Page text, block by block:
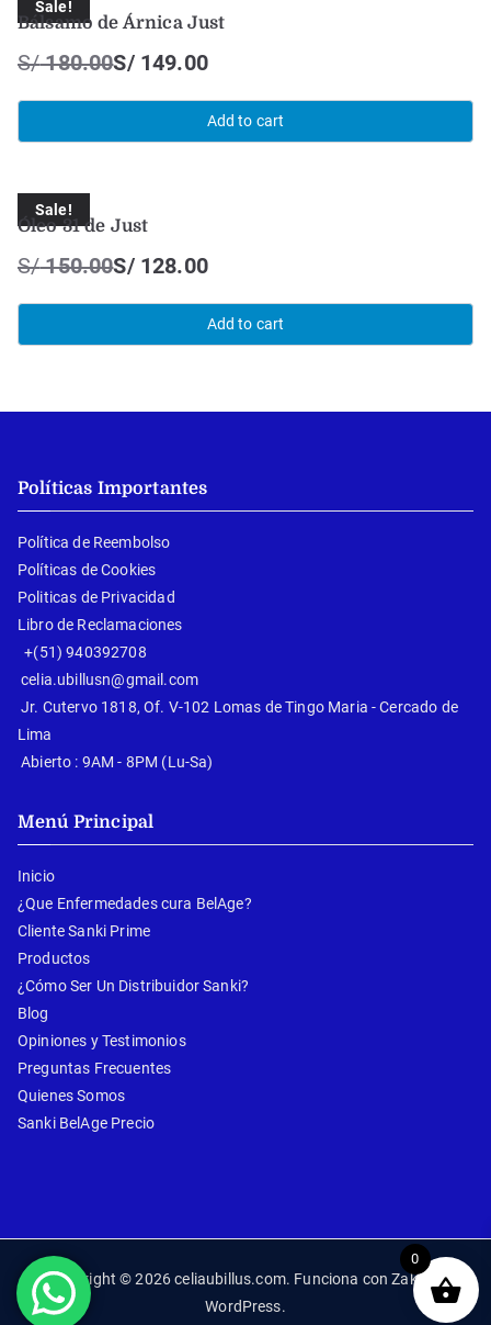
Sale!
Bálsamo de Árnica Just
S/180.00S/149.00
Add to cart
Sale!
Óleo 31 de Just
S/150.00S/128.00
Add to cart
Políticas Importantes
Política de Reembolso
Políticas de Cookies
Politicas de Privacidad
Libro de Reclamaciones
+(51) 940392708
celia.ubillusn@gmail.com
Jr. Cutervo 1818, Of. V-102 Lomas de Tingo Maria - Cercado de
Lima
Abierto : 9AM - 8PM (Lu-Sa)
Menú Principal
Inicio
¿Que Enfermedades cura BelAge?
Cliente Sanki Prime
Productos
¿Cómo Ser Un Distribuidor Sanki?
Blog
Opiniones y Testimonios
Preguntas Frecuentes
Quienes Somos
Sanki BelAge Precio
Copyright © 2026celiaubillus.com. Funciona conZakra
y
WordPress.
0